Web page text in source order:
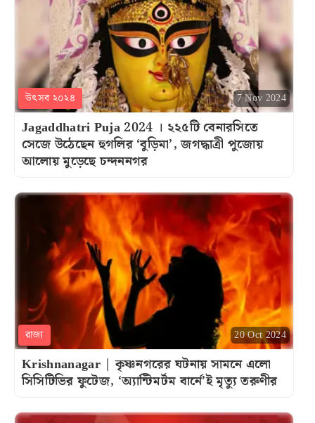
উৎসব ২০২৪ 7 Nov 2024
Jagaddhatri Puja 2024 । ২২৫টি বেনারসিতে
সেজে উঠেছেন হুগলির ‘বুড়িমা’, জগদ্ধাত্রী পুজোয়
আলোয় মুড়েছে চন্দননগর
রাজ্য 20 Oct 2024
Krishnanagar | কৃষ্ণনগরের ঘটনায় সামনে এলো
সিসিটিভির ফুটেজ, ‘অ্যান্টিমর্টম বার্নে’ই মৃত্যু তরুণীর